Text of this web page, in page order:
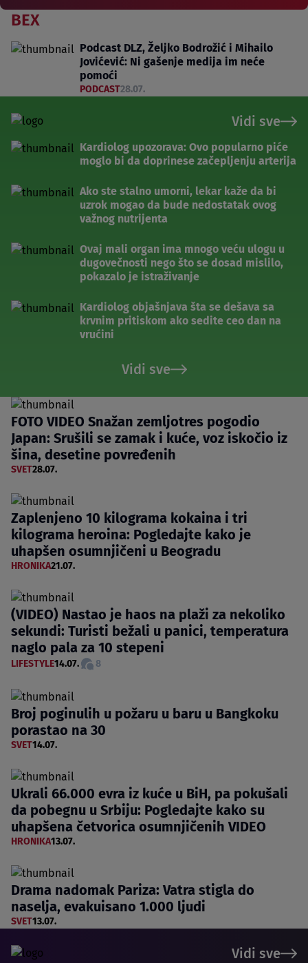
BEX
Podcast DLZ, Željko Bodrožić i Mihailo
Jovićević: Ni gašenje medija im neće
pomoći
PODCAST28.07.
Vidi sve
Kardiolog upozorava: Ovo popularno piće
moglo bi da doprinese začepljenju arterija
Ako ste stalno umorni, lekar kaže da bi
uzrok mogao da bude nedostatak ovog
važnog nutrijenta
Ovaj mali organ ima mnogo veću ulogu u
dugovečnosti nego što se dosad mislilo,
pokazalo je istraživanje
Kardiolog objašnjava šta se dešava sa
krvnim pritiskom ako sedite ceo dan na
vrućini
Vidi sve
FOTO VIDEO Snažan zemljotres pogodio
Japan: Srušili se zamak i kuće, voz iskočio iz
šina, desetine povređenih
SVET28.07.
Zaplenjeno 10 kilograma kokaina i tri
kilograma heroina: Pogledajte kako je
uhapšen osumnjičeni u Beogradu
HRONIKA21.07.
(VIDEO) Nastao je haos na plaži za nekoliko
sekundi: Turisti bežali u panici, temperatura
naglo pala za 10 stepeni
LIFESTYLE14.07. 8
Broj poginulih u požaru u baru u Bangkoku
porastao na 30
SVET14.07.
Ukrali 66.000 evra iz kuće u BiH, pa pokušali
da pobegnu u Srbiju: Pogledajte kako su
uhapšena četvorica osumnjičenih VIDEO
HRONIKA13.07.
Drama nadomak Pariza: Vatra stigla do
naselja, evakuisano 1.000 ljudi
SVET13.07.
Vidi sve